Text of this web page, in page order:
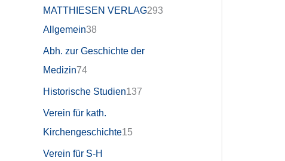
MATTHIESEN VERLAG293
Allgemein38
Abh. zur Geschichte der
Medizin74
Historische Studien137
Verein für kath.
Kirchengeschichte15
Verein für S-H